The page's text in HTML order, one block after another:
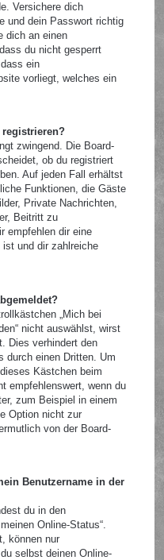
Versichere dich
und dein Passwort richtig
dich an einen
du nicht gesperrt
ein
vorliegt, welches ein
zwingend. Die Board-
ob du registriert
Auf jeden Fall erhältst
Funktionen, die Gäste
Private Nachrichten,
Beitritt zu
empfehlen dir eine
und dir zahlreiche
„Mich bei
nicht auswählst, wirst
Dies verhindert den
durch einen Dritten. Um
Kästchen beim
empfehlenswert, wenn du
zum Beispiel in einem
Option nicht zur
von der Board-
Benutzername in der
du in den
Online-Status“.
können nur
selbst deinen Online-